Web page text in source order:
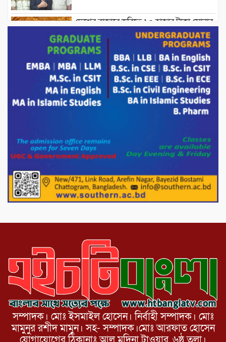
দেশের বাজারে ভরিতে ১০ হাজার টাকা সোনার
দাম বাড়ানোর ঘোষণা।
ভারপ্রাপ্ত রাষ্ট্রপতি হাফিজ উদ্দিন আহমদের
সাথে এইচটি বাংলা অনলাইন পোর্টাল ও আইপি
টিভির সম্পাদক মোঃ ইসমাইল হোসেনের
সৌজন্য সাক্ষাৎ।
পাটগ্রামে জুলাই অভ্যুত্থান দিবস উপলক্ষে
পোরশায় গণঅভ্যুত্থান দিবসে শহিদ ও জুলাই
১১ দলীয় ঐক্য পোরশা উপজেলা শাখার
সম্পাদক। মোঃ ইসমাইল হোসেন। নির্বাহী সম্পাদক। মোঃ
মামুনুর রশীদ মামুন। সহ- সম্পাদক।মোঃ আরফাত হোসেন